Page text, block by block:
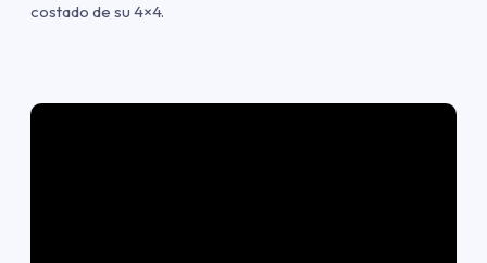
costado de su 4×4.